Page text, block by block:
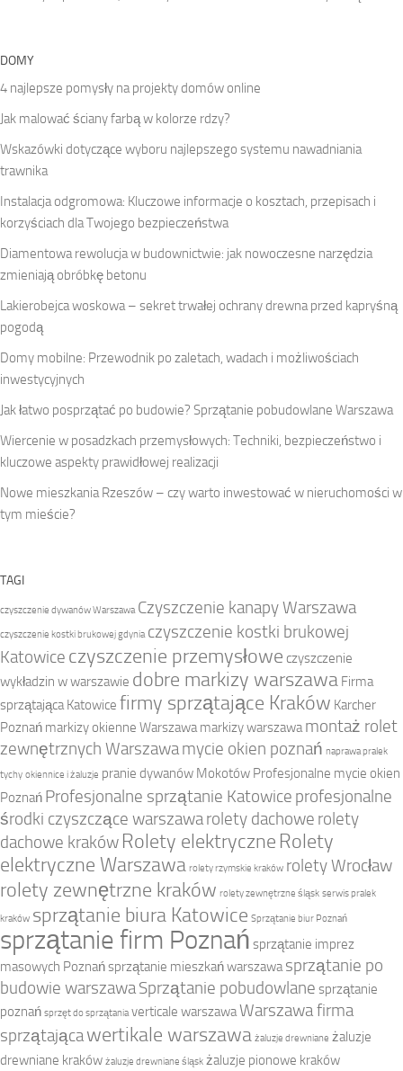
DOMY
4 najlepsze pomysły na projekty domów online
Jak malować ściany farbą w kolorze rdzy?
Wskazówki dotyczące wyboru najlepszego systemu nawadniania
trawnika
Instalacja odgromowa: Kluczowe informacje o kosztach, przepisach i
korzyściach dla Twojego bezpieczeństwa
Diamentowa rewolucja w budownictwie: jak nowoczesne narzędzia
zmieniają obróbkę betonu
Lakierobejca woskowa – sekret trwałej ochrany drewna przed kapryśną
pogodą
Domy mobilne: Przewodnik po zaletach, wadach i możliwościach
inwestycyjnych
Jak łatwo posprzątać po budowie? Sprzątanie pobudowlane Warszawa
Wiercenie w posadzkach przemysłowych: Techniki, bezpieczeństwo i
kluczowe aspekty prawidłowej realizacji
Nowe mieszkania Rzeszów – czy warto inwestować w nieruchomości w
tym mieście?
TAGI
czyszczenie dywanów Warszawa Czyszczenie kanapy Warszawa
czyszczenie kostki brukowej gdynia czyszczenie kostki brukowej
Katowice czyszczenie przemysłowe czyszczenie
wykładzin w warszawie dobre markizy warszawa Firma
sprzątająca Katowice firmy sprzątające Kraków Karcher
Poznań markizy okienne Warszawa markizy warszawa montaż rolet
zewnętrznych Warszawamycie okien poznań naprawa pralek
tychy okiennice i żaluzje pranie dywanów Mokotów Profesjonalne mycie okien
Poznań Profesjonalne sprzątanie Katowice profesjonalne
środki czyszczące warszawarolety dachowe rolety
dachowe kraków Rolety elektryczne Rolety
elektryczne Warszawa rolety rzymskie kraków rolety Wrocław
rolety zewnętrzne kraków rolety zewnętrzne śląsk serwis pralek
kraków sprzątanie biura Katowice Sprzątanie biur Poznań
sprzątanie firm Poznań sprzątanie imprez
masowych Poznańsprzątanie mieszkań warszawa sprzątanie po
budowie warszawaSprzątanie pobudowlane sprzątanie
poznań sprzęt do sprzątania verticale warszawaWarszawa firma
sprzątającawertikale warszawa żaluzje drewniane żaluzje
drewniane kraków żaluzje drewniane śląsk żaluzje pionowe kraków